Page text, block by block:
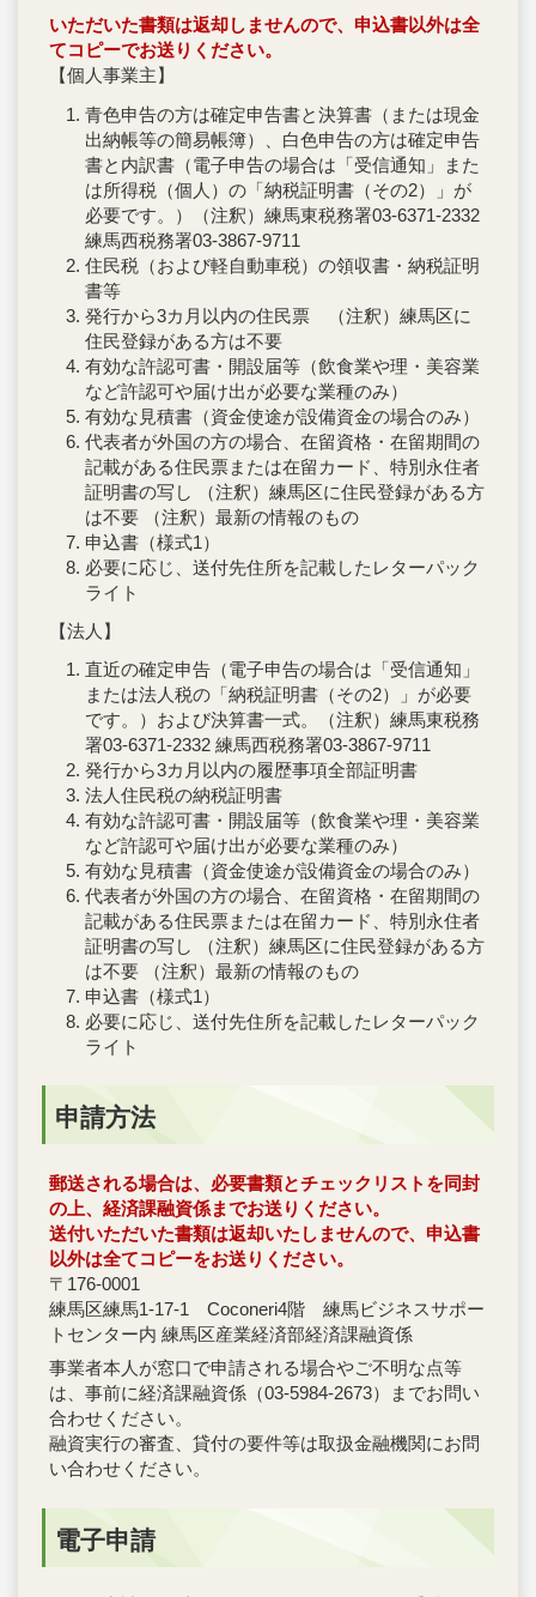
いただいた書類は返却しませんので、申込書以外は全
てコピーでお送りください。
【個人事業主】
青色申告の方は確定申告書と決算書（または現金
出納帳等の簡易帳簿）、白色申告の方は確定申告
書と内訳書（電子申告の場合は「受信通知」また
は所得税（個人）の「納税証明書（その2）」が
必要です。）（注釈）練馬東税務署03-6371-2332
練馬西税務署03-3867-9711
住民税（および軽自動車税）の領収書・納税証明
書等
発行から3カ月以内の住民票 （注釈）練馬区に
住民登録がある方は不要
有効な許認可書・開設届等（飲食業や理・美容業
など許認可や届け出が必要な業種のみ）
有効な見積書（資金使途が設備資金の場合のみ）
代表者が外国の方の場合、在留資格・在留期間の
記載がある住民票または在留カード、特別永住者
証明書の写し （注釈）練馬区に住民登録がある方
は不要 （注釈）最新の情報のもの
申込書（様式1）
必要に応じ、送付先住所を記載したレターパック
ライト
【法人】
直近の確定申告（電子申告の場合は「受信通知」
または法人税の「納税証明書（その2）」が必要
です。）および決算書一式。（注釈）練馬東税務
署03-6371-2332 練馬西税務署03-3867-9711
発行から3カ月以内の履歴事項全部証明書
法人住民税の納税証明書
有効な許認可書・開設届等（飲食業や理・美容業
など許認可や届け出が必要な業種のみ）
有効な見積書（資金使途が設備資金の場合のみ）
代表者が外国の方の場合、在留資格・在留期間の
記載がある住民票または在留カード、特別永住者
証明書の写し （注釈）練馬区に住民登録がある方
は不要 （注釈）最新の情報のもの
申込書（様式1）
必要に応じ、送付先住所を記載したレターパック
ライト
申請方法
郵送される場合は、必要書類とチェックリストを同封
の上、経済課融資係までお送りください。
送付いただいた書類は返却いたしませんので、申込書
以外は全てコピーをお送りください。
〒176-0001
練馬区練馬1-17-1 Coconeri4階 練馬ビジネスサポー
トセンター内 練馬区産業経済部経済課融資係
事業者本人が窓口で申請される場合やご不明な点等
は、事前に経済課融資係（03-5984-2673）までお問い
合わせください。
融資実行の審査、貸付の要件等は取扱金融機関にお問
い合わせください。
電子申請